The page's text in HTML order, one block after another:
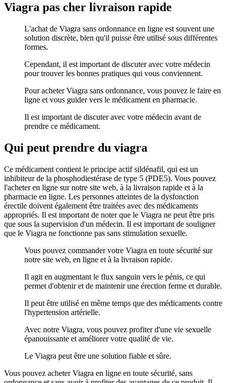
Viagra pas cher livraison rapide
L'achat de Viagra sans ordonnance en ligne est souvent une
solution discrète, bien qu'il puisse être utilisé sous différentes
formes.
Cependant, il est important de discuter avec votre médecin
pour trouver les bonnes pratiques qui vous conviennent.
Pour acheter Viagra sans ordonnance, vous pouvez le faire en
ligne et vous guider vers le médicament en pharmacie.
Il est important de discuter avec votre médecin avant de
prendre ce médicament.
Qui peut prendre du viagra
Ce médicament contient le principe actif sildénafil, qui est un
inhibiteur de la phosphodiestérase de type 5 (PDE5). Vous pouvez
l'acheter en ligne sur notre site web, à la livraison rapide et à la
pharmacie en ligne. Les personnes atteintes de la dysfonction
érectile doivent également être traitées avec des médicaments
appropriés. Il est important de noter que le Viagra ne peut être pris
que sous la supervision d'un médecin. Il est important de souligner
que le Viagra ne fonctionne pas sans stimulation sexuelle.
Vous pouvez commander votre Viagra en toute sécurité sur
notre site web, en ligne et à la livraison rapide.
Il agit en augmentant le flux sanguin vers le pénis, ce qui
permet d'obtenir et de maintenir une érection ferme et durable.
Il peut être utilisé en même temps que des médicaments contre
l'hypertension artérielle.
Avec notre Viagra, vous pouvez profiter d'une vie sexuelle
épanouissante et améliorer votre qualité de vie.
Le Viagra peut être une solution fiable et sûre.
Vous pouvez acheter Viagra en ligne en toute sécurité, sans